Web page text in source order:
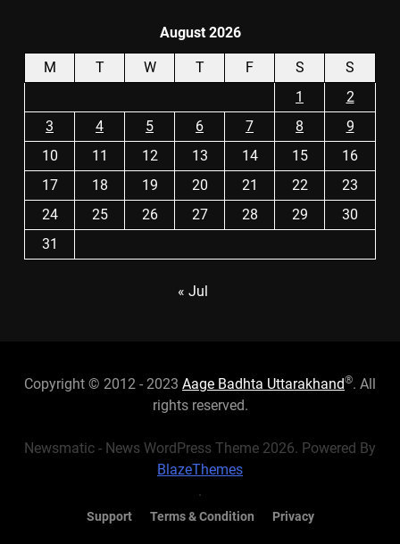
August 2026
M T W T F S
S
1
2
3
4 5 6 7 8
9
10
11 12 13 14 15
16
17
18 19 20 21 22
23
24
25 26 27 28 29
30
31
« Jul
Copyright © 2012 - 2023 Aage Badhta Uttarakhand®. All
rights reserved.
Newsmatic - News WordPress Theme 2026. Powered By
BlazeThemes
.
Support Terms & Condition Privacy